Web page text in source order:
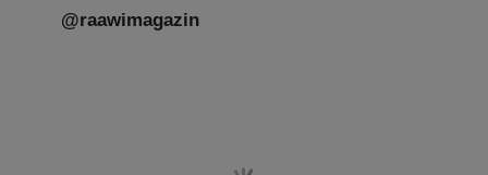
@raawimagazin